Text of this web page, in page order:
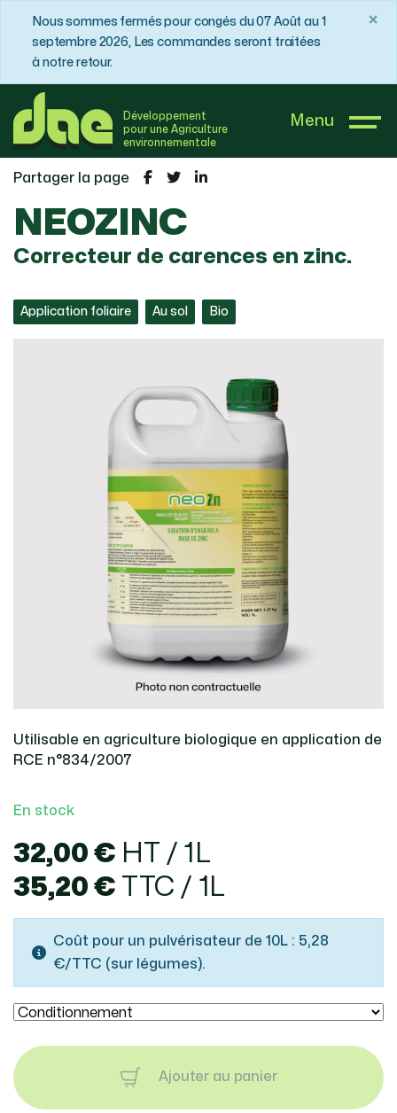
Nous sommes fermés pour congés du 07 Août au 1
septembre 2026, Les commandes seront traitées
à notre retour.
×
Développement
pour une Agriculture
environnementale
Menu
DAE France
NEOZINC
Partager la page
NEOZINC
Correcteur de carences en zinc.
Application foliaire Au sol Bio
Utilisable en agriculture biologique en application de
RCE n°834/2007
En stock
32,00 € HT / 1L
35,20 € TTC / 1L
Coût pour un pulvérisateur de 10L : 5,28
€/TTC (sur légumes).
Ajouter au panier